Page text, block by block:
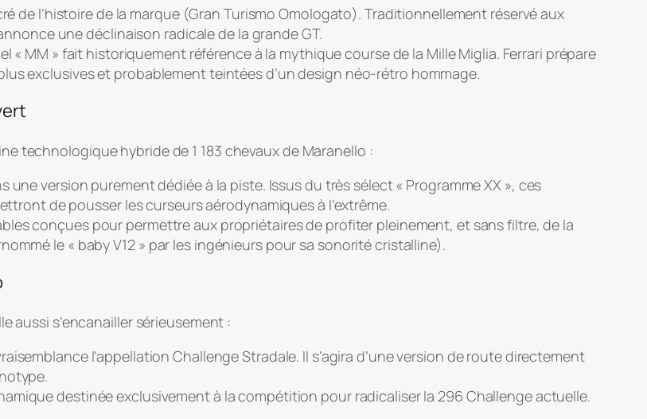
de l’histoire de la marque (Gran Turismo Omologato). Traditionnellement réservé aux
une déclinaison radicale de la grande GT.
« MM » fait historiquement référence à la mythique course de la Mille Miglia. Ferrari prépare
exclusives et probablement teintées d’un design néo-rétro hommage.
technologique hybride de 1 183 chevaux de Maranello :
une version purement dédiée à la piste. Issus du très sélect « Programme XX », ces
de pousser les curseurs aérodynamiques à l’extrême.
conçues pour permettre aux propriétaires de profiter pleinement, et sans filtre, de la
le « baby V12 » par les ingénieurs pour sa sonorité cristalline).
aussi s’encanailler sérieusement :
l’appellationChallenge Stradale. Il s’agira d’une version de route directement
destinée exclusivement à la compétition pour radicaliser la 296 Challenge actuelle.